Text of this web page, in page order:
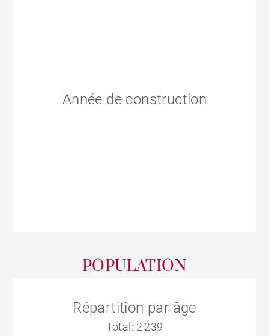
Année de construction
POPULATION
Répartition par âge
Total: 2 239